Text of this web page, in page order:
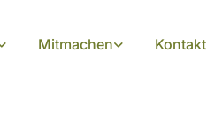
Mitmachen Kontakt